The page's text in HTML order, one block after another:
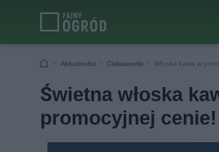
Aktualności Ciekawostki Włoska kawa w
Świetna włoska
promocyjnej